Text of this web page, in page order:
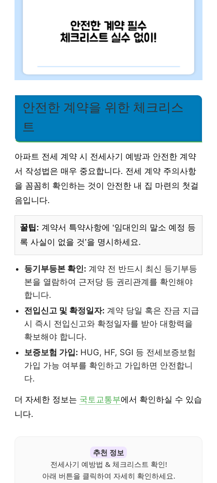
안전한 계약을 위한 체크리스
트
아파트 전세 계약 시 전세사기 예방과 안전한 계약
서 작성법은 매우 중요합니다. 전세 계약 주의사항
을 꼼꼼히 확인하는 것이 안전한 내 집 마련의 첫걸
음입니다.
꿀팁: 계약서 특약사항에 ‘임대인의 말소 예정 등
록 사실이 없을 것’을 명시하세요.
등기부등본 확인: 계약 전 반드시 최신 등기부등
본을 열람하여 근저당 등 권리관계를 확인해야
합니다.
전입신고 및 확정일자: 계약 당일 혹은 잔금 지급
시 즉시 전입신고와 확정일자를 받아 대항력을
확보해야 합니다.
보증보험 가입: HUG, HF, SGI 등 전세보증보험
가입 가능 여부를 확인하고 가입하면 안전합니
다.
더 자세한 정보는 국토교통부에서 확인하실 수 있습
니다.
추천 정보
전세사기 예방법 & 체크리스트 확인!
아래 버튼을 클릭하여 자세히 확인하세요.